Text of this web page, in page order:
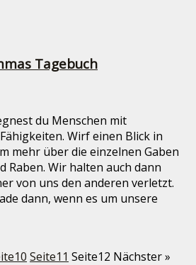
Tagebuch
du Menschen mit
Wirf einen Blick in
mehr über die einzelnen Gaben
Raben. Wir halten auch dann
von uns den anderen verletzt.
dann, wenn es um unsere
10 Seite11 Seite12 Nächster »